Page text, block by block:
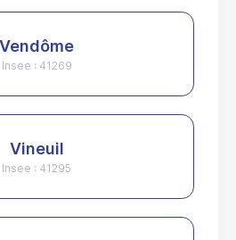
Vendôme
Insee : 41269
Vineuil
Insee : 41295